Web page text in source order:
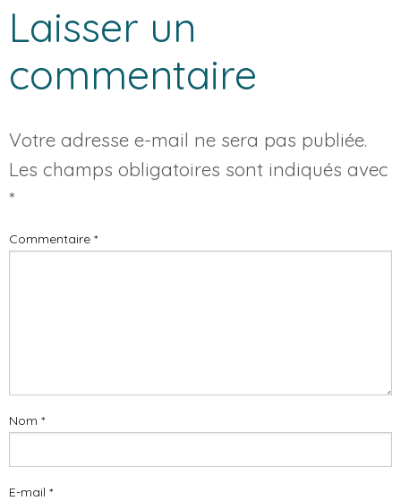
Laisser un
commentaire
Votre adresse e-mail ne sera pas publiée.
Les champs obligatoires sont indiqués avec
*
Commentaire *
Nom *
E-mail *